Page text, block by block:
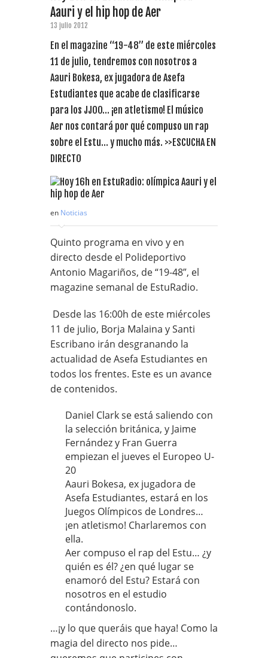
Aauri y el hip hop de Aer
13 julio 2012
En el magazine “19-48” de este miércoles
11 de julio, tendremos con nosotros a
Aauri Bokesa, ex jugadora de Asefa
Estudiantes que acabe de clasificarse
para los JJOO… ¡en atletismo! El músico
Aer nos contará por qué compuso un rap
sobre el Estu… y mucho más. >>ESCUCHA EN
DIRECTO
en Noticias
Quinto programa en vivo y en
directo desde el Polideportivo
Antonio Magariños, de “19-48”, el
magazine semanal de EstuRadio.
Desde las 16:00h de este miércoles
11 de julio, Borja Malaina y Santi
Escribano irán desgranando la
actualidad de Asefa Estudiantes en
todos los frentes. Este es un avance
de contenidos.
Daniel Clark se está saliendo con
la selección británica, y Jaime
Fernández y Fran Guerra
empiezan el jueves el Europeo U-
20
Aauri Bokesa, ex jugadora de
Asefa Estudiantes, estará en los
Juegos Olímpicos de Londres…
¡en atletismo! Charlaremos con
ella.
Aer compuso el rap del Estu… ¿y
quién es él? ¿en qué lugar se
enamoró del Estu? Estará con
nosotros en el estudio
contándonoslo.
…¡y lo que queráis que haya! Como la
magia del directo nos pide…